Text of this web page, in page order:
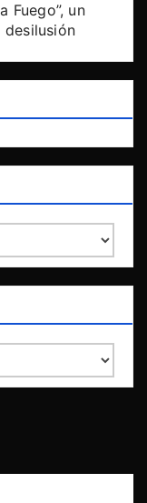
Fuego”, un
desilusión